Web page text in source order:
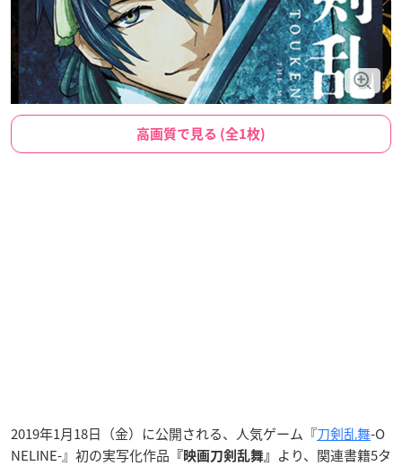
高画質で見る (全1枚)
2019年1月18日（金）に公開される、人気ゲーム『刀剣乱舞-O
NELINE-』初の実写化作品 『映画刀剣乱舞』
より、関連書籍5タ